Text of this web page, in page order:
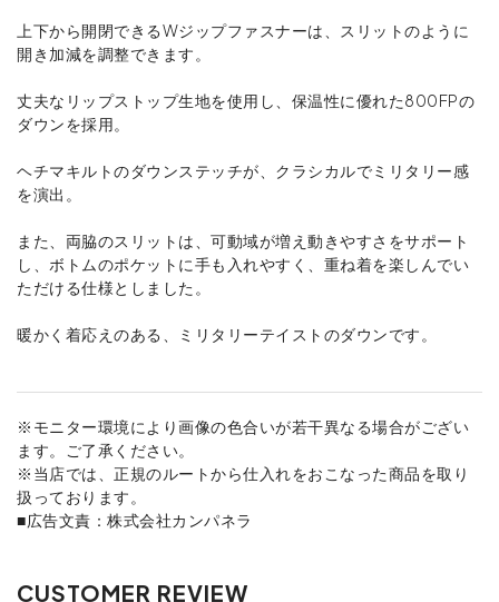
上下から開閉できるWジップファスナーは、スリットのように
開き加減を調整できます。
丈夫なリップストップ生地を使用し、保温性に優れた800FPの
ダウンを採用。
ヘチマキルトのダウンステッチが、クラシカルでミリタリー感
を演出。
また、両脇のスリットは、可動域が増え動きやすさをサポート
し、ボトムのポケットに手も入れやすく、重ね着を楽しんでい
ただける仕様としました。
暖かく着応えのある、ミリタリーテイストのダウンです。
※モニター環境により画像の色合いが若干異なる場合がござい
ます。ご了承ください。
※当店では、正規のルートから仕入れをおこなった商品を取り
扱っております。
■広告文責：株式会社カンパネラ